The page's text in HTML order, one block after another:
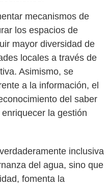
mecanismos de
los espacios de
mayor diversidad de
locales a través de
Asimismo, se
a la información, el
del saber
la gestión
inclusiva
del agua, sino que
fomenta la